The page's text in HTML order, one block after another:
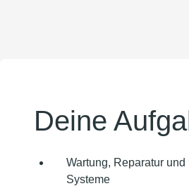
Deine
Wartung, Reparatur
Systeme